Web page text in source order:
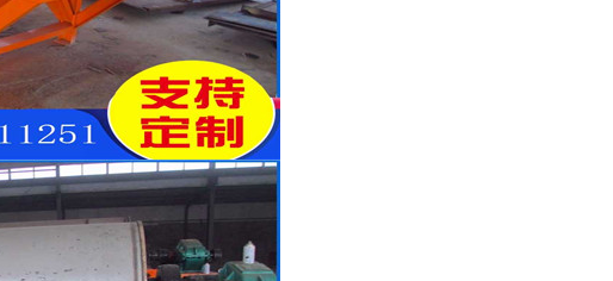
RCT系列全磁永磁滚筒